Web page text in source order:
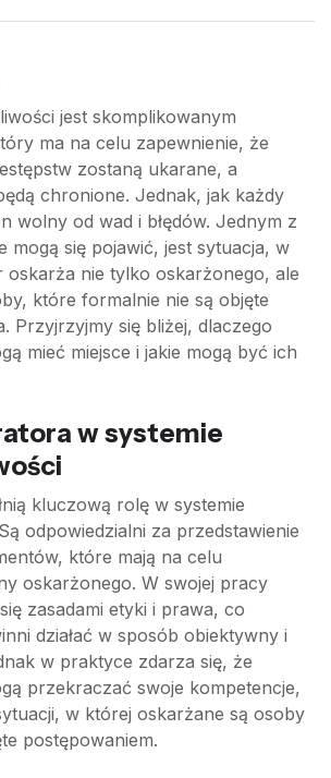
jest skomplikowanym
ma na celu zapewnienie, że
zostaną ukarane, a
chronione. Jednak, jak każdy
wolny od wad i błędów. Jednym z
mogą się pojawić, jest sytuacja, w
nie tylko oskarżonego, ale
które formalnie nie są objęte
Przyjrzyjmy się bliżej, dlaczego
mieć miejsce i jakie mogą być ich
w systemie
kluczową rolę w systemie
odpowiedzialni za przedstawienie
które mają na celu
oskarżonego. W swojej pracy
zasadami etyki i prawa, co
działać w sposób obiektywny i
w praktyce zdarza się, że
przekraczać swoje kompetencje,
w której oskarżane są osoby
postępowaniem.